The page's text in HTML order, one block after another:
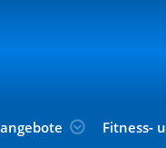
Fitness-